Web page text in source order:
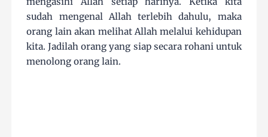
sudah mengenal Allah terlebih dahulu, maka
orang lain akan melihat Allah melalui kehidupan
kita. Jadilah orang yang siap secara rohani untuk
menolong orang lain.